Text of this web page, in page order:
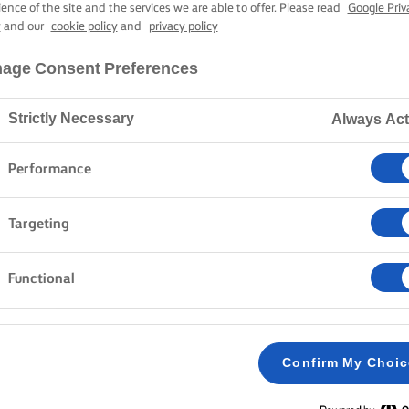
ΚΕΙΚ ΚΑΡΌΤΟΥ
ΜΈΘΟΔΟΣ
Προθερμαίνουμε τον φούρνο στους 160C /
Χτυπάμε τα αυγά, τη ζάχαρη και τους
of the site and the services we are able to offer. Please read
Google
and our cookie policyand privacy policy
Consent Preferences
Strictly Necessary Always
Performance
Targeting
Functional
Confirm My